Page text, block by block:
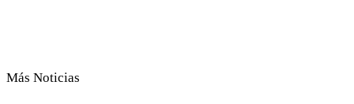
Más Noticias